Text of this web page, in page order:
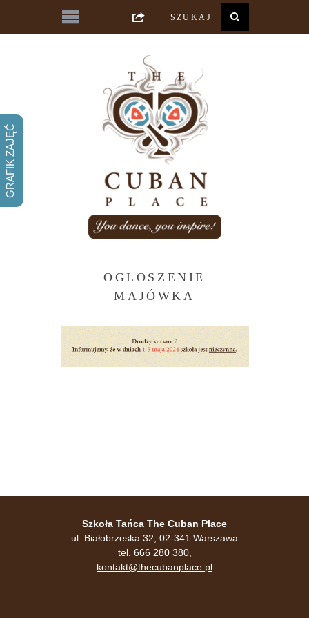
OGLOSZENIE
MAJÓWKA
Szkoła Tańca The Cuban Place
ul. Białobrzeska 32, 02-341 Warszawa
tel. 666 280 380,
kontakt@thecubanplace.pl
GRAFIK ZAJĘĆ